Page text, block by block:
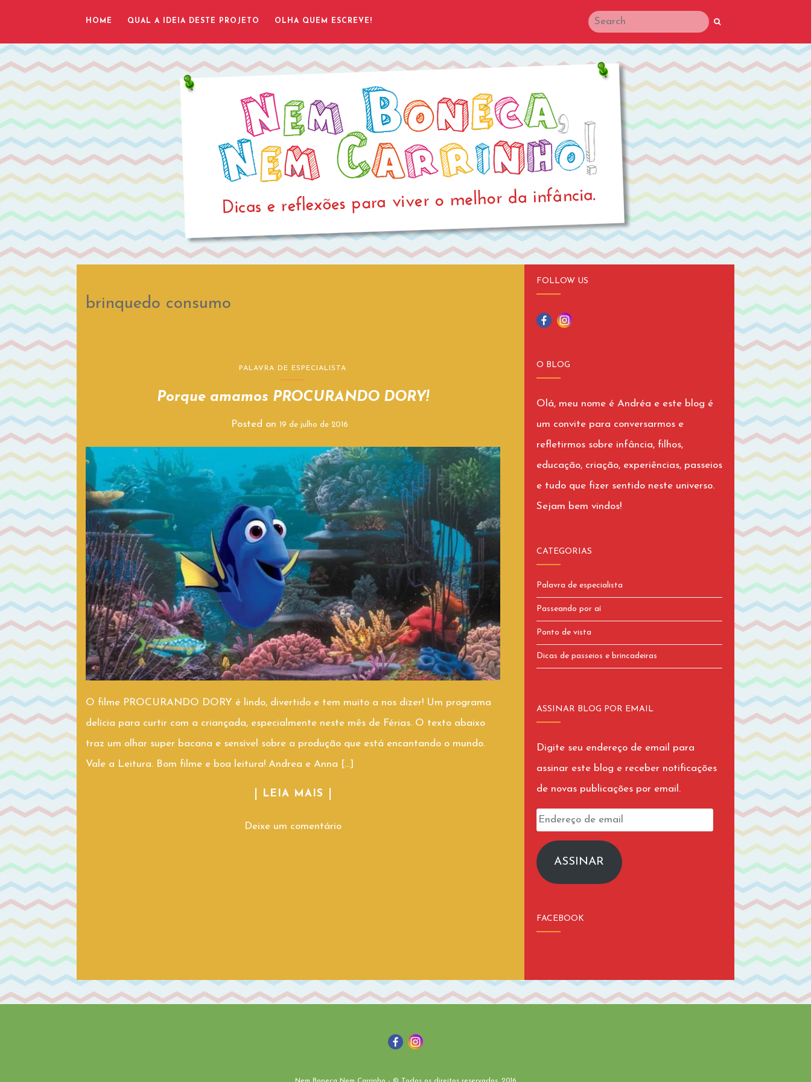
HOME QUAL A IDEIA DESTE PROJETO OLHA QUEM ESCREVE!
brinquedo consumo
PALAVRA DE ESPECIALISTA
Porque amamos PROCURANDO DORY!
Posted on19 de julho de 2016
O filme PROCURANDO DORY é lindo, divertido e tem muito a nos dizer! Um programa
delícia para curtir com a criançada, especialmente neste mês de Férias. O texto abaixo
traz um olhar super bacana e sensível sobre a produção que está encantando o mundo.
Vale a Leitura. Bom filme e boa leitura! Andrea e Anna […]
LEIA MAIS
Deixe um comentário
FOLLOW US
O BLOG
Olá, meu nome é Andréa e este blog é
um convite para conversarmos e
refletirmos sobre infância, filhos,
educação, criação, experiências, passeios
e tudo que fizer sentido neste universo.
Sejam bem vindos!
CATEGORIAS
Palavra de especialista
Passeando por aí
Ponto de vista
Dicas de passeios e brincadeiras
ASSINAR BLOG POR EMAIL
Digite seu endereço de email para
assinar este blog e receber notificações
de novas publicações por email.
Endereço
emailASSINAR
FACEBOOK